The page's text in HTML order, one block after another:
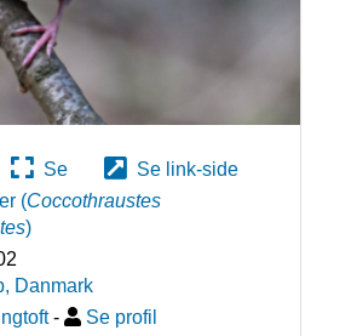
Se
Se link-side
(Coccothraustes
)
, Danmark
- Se profil